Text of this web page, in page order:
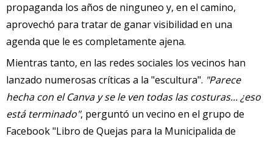
propaganda los años de ninguneo y, en el camino,
aprovechó para tratar de ganar visibilidad en una
agenda que le es completamente ajena.
Mientras tanto, en las redes sociales los vecinos han
lanzado numerosas críticas a la "escultura". "Parece
hecha con el Canva y se le ven todas las costuras... ¿eso
está terminado", perguntó un vecino en el grupo de
Facebook "Libro de Quejas para la Municipalida de